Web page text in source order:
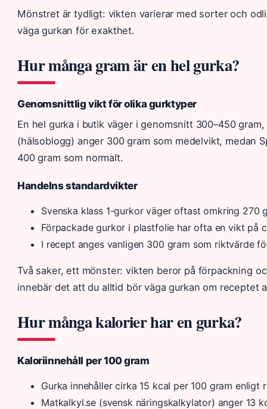
Mönstret är tydligt: vikten varierar med sorter och
väga gurkan för exakthet.
Hur många gram är en hel gurka?
Genomsnittlig vikt för olika gurktyper
En hel gurka i butik väger i genomsnitt 300–450
(hälsoblogg) anger 300 gram som medelvikt, medan
400 gram som normalt.
Handelns standardvikter
Svenska klass 1-gurkor väger oftast omkring 270
Förpackade gurkor i plastfolie har ofta en vikt på
I recept anges vanligen 300 gram som riktvärde
Två saker, ett mönster: vikten beror på förpackning
innebär det att du alltid bör väga gurkan om receptet
Hur många kalorier har en gurka?
Kaloriinnehåll per 100 gram
Gurka innehåller cirka 15 kcal per 100 gram enligt
Matkalkyl.se (svensk näringskalkylator) anger 13